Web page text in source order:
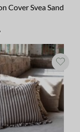
Cover Svea Sand